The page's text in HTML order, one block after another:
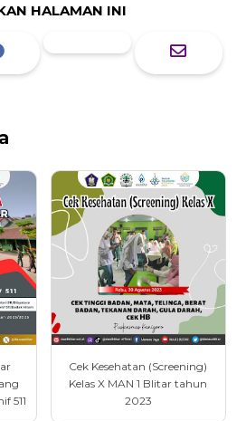
HALAMAN INI
511
Cek Kesehatan (Screening)
Kelas X MAN 1 Blitar tahun
2023